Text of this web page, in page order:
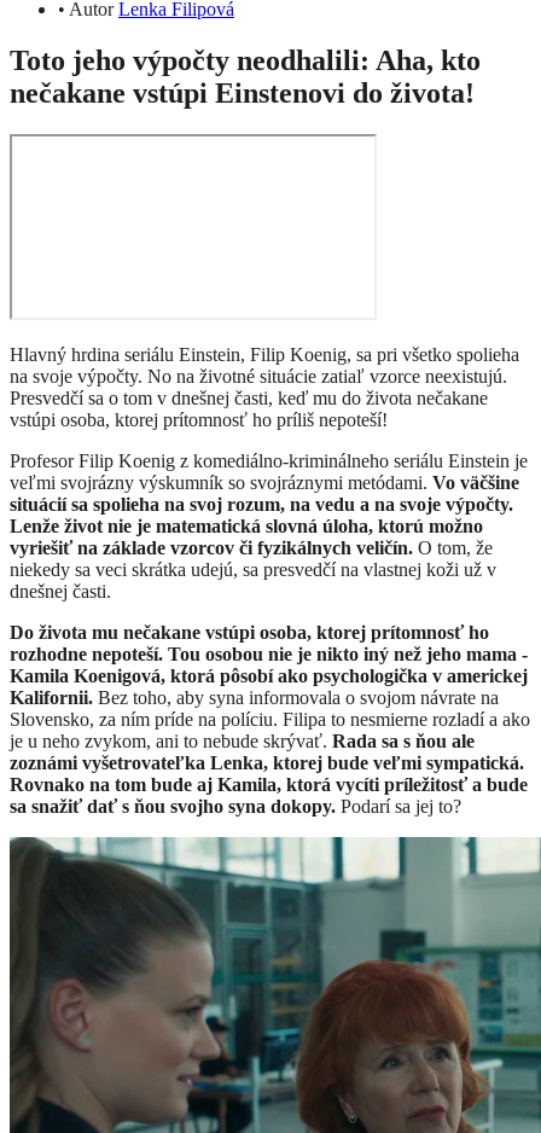
• AutorLenka Filipová
Toto jeho výpočty neodhalili: Aha, kto
nečakane vstúpi Einstenovi do života!
Hlavný hrdina seriálu Einstein, Filip Koenig, sa pri všetko spolieha
na svoje výpočty. No na životné situácie zatiaľ vzorce neexistujú.
Presvedčí sa o tom v dnešnej časti, keď mu do života nečakane
vstúpi osoba, ktorej prítomnosť ho príliš nepoteší!
Profesor Filip Koenig z komediálno-kriminálneho seriálu Einstein je
veľmi svojrázny výskumník so svojráznymi metódami. Vo väčšine
situácií sa spolieha na svoj rozum, na vedu a na svoje výpočty.
Lenže život nie je matematická slovná úloha, ktorú možno
vyriešiť na základe vzorcov či fyzikálnych veličín. O tom, že
niekedy sa veci skrátka udejú, sa presvedčí na vlastnej koži už v
dnešnej časti.
Do života mu nečakane vstúpi osoba, ktorej prítomnosť ho
rozhodne nepoteší. Tou osobou nie je nikto iný než jeho mama -
Kamila Koenigová, ktorá pôsobí ako psychologička v americkej
Kalifornii. Bez toho, aby syna informovala o svojom návrate na
Slovensko, za ním príde na políciu. Filipa to nesmierne rozladí a ako
je u neho zvykom, ani to nebude skrývať. Rada sa s ňou ale
zoznámi vyšetrovateľka Lenka, ktorej bude veľmi sympatická.
Rovnako na tom bude aj Kamila, ktorá vycíti príležitosť a bude
sa snažiť dať s ňou svojho syna dokopy. Podarí sa jej to?